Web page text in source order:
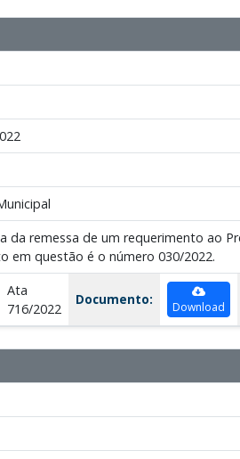
da remessa de um requerimento ao
em questão é o número 030/2022.
Ata
716/2022
Documento: Download